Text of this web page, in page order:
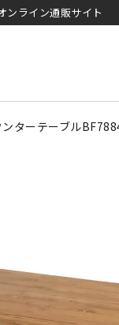
ンライン通販サイト
ターテーブル